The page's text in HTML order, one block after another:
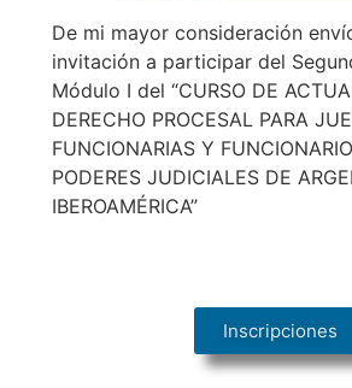
De mi mayor consideración
invitación a participar del
Módulo I del “CURSO DE
DERECHO PROCESAL PARA
FUNCIONARIAS Y
PODERES JUDICIALES DE
IBEROAMÉRICA”
Inscripciones